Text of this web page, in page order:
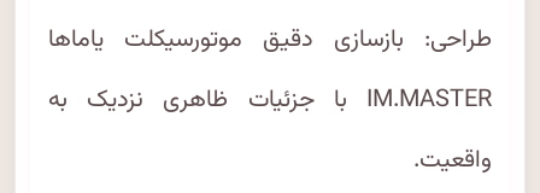
طراحی: بازسازی دقیق موتورسیکلت یاماها
IM.MASTER با جزئیات ظاهری نزدیک به
واقعیت.